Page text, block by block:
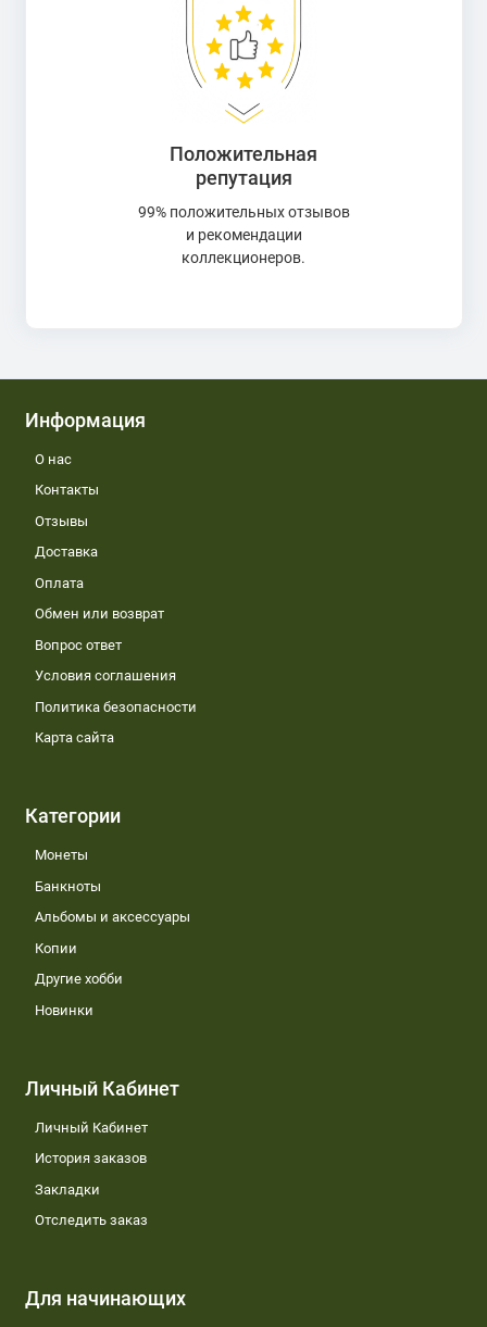
Положительная
репутация
99% положительных отзывов
и рекомендации
коллекционеров.
Информация
О нас
Контакты
Отзывы
Доставка
Оплата
Обмен или возврат
Вопрос ответ
Условия соглашения
Политика безопасности
Карта сайта
Категории
Монеты
Банкноты
Альбомы и аксессуары
Копии
Другие хобби
Новинки
Личный Кабинет
Личный Кабинет
История заказов
Закладки
Отследить заказ
Для начинающих